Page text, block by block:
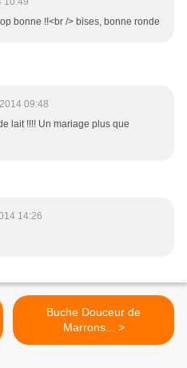
bonne !!<br /> bises, bonne ronde
09:48
lait !!!! Un mariage plus que
14:26
Buche Douceur de
Marrons... >